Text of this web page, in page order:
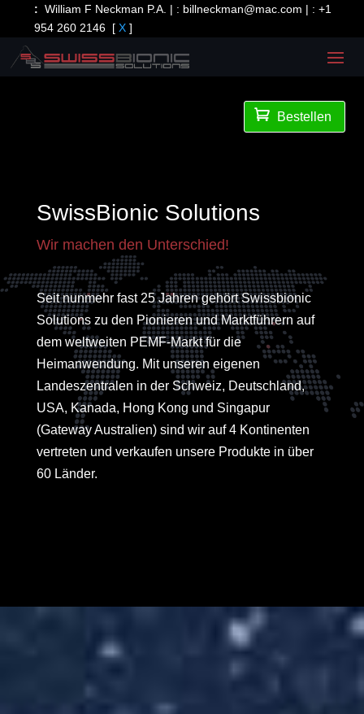
:William F Neckman P.A. | : billneckman@mac.com | :+1
954 260 2146 [X ]
 Bestellen
SwissBionic Solutions
Wir machen den Unterschied!
Seit nunmehr fast 25 Jahren gehört Swissbionic
Solutions zu den Pionieren und Marktführern auf
dem weltweiten PEMF-Markt für die
Heimanwendung. Mit unseren eigenen
Landeszentralen in der Schweiz, Deutschland,
USA, Kanada, Hong Kong und Singapur
(Gateway Australien) sind wir auf 4 Kontinenten
vertreten und verkaufen unsere Produkte in über
60 Länder.